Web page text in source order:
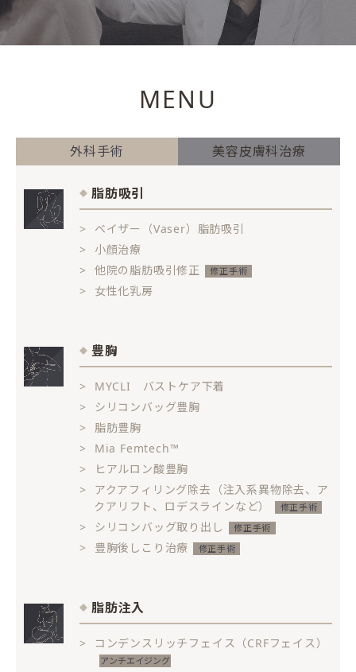
MENU
外科手術 美容皮膚科治療
脂肪吸引
ベイザー（Vaser）脂肪吸引
小顔治療
他院の脂肪吸引修正
女性化乳房
豊胸
MYCLI バストケア下着
シリコンバッグ豊胸
脂肪豊胸
Mia Femtech™
ヒアルロン酸豊胸
アクアフィリング除去（注入系異物除去、ア
クアリフト、ロデスラインなど）
シリコンバッグ取り出し
豊胸後しこり治療
脂肪注入
コンデンスリッチフェイス（CRFフェイス）